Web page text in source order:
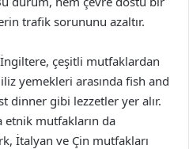
trafik sorununu azaltır.
İngiltere, çeşitli mutfaklardan
yemekleri arasında fish and
dinner gibi lezzetler yer alır.
etnik mutfakların da
İtalyan ve Çin mutfakları